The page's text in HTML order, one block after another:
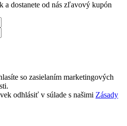
a dostanete od nás zľavový kupón
so zasielaním marketingových
odhlásiť v súlade s našimi Zásady